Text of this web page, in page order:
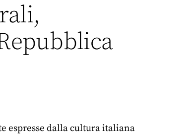
espresse dalla cultura italiana